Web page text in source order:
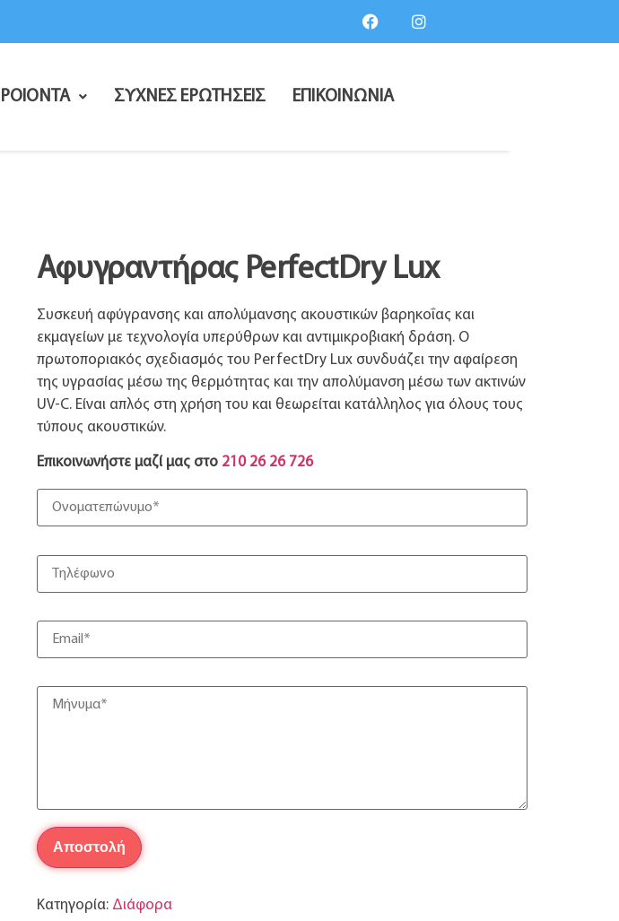
ΣΥΧΝΕΣ ΕΡΩΤΗΣΕΙΣ ΕΠΙΚΟΙΝΩΝΙΑ
Αφυγραντήρας PerfectDry Lux
Συσκευή αφύγρανσης και απολύμανσης ακουστικών βαρηκοΐας και
εκμαγείων με τεχνολογία υπερύθρων και αντιμικροβιακή δράση. Ο
πρωτοποριακός σχεδιασμός του PerfectDry Lux συνδυάζει την αφαίρεση
της υγρασίας μέσω της θερμότητας και την απολύμανση μέσω των ακτινών
UV-C. Είναι απλός στη χρήση του και θεωρείται κατάλληλος για όλους τους
τύπους ακουστικών.
Επικοινωνήστε μαζί μας στο 210 26 26 726
Κατηγορία: Διάφορα